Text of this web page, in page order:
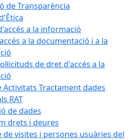
de Transparència
a la informació
a la documentació i a la
de dret d'accés a la
Activitats Tractament dades
RAT
de dades
drets i deures
de visites i persones usuàries del